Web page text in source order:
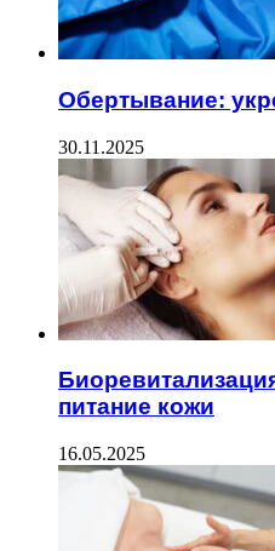
Обертывание:
30.11.2025
питание кожи
16.05.2025